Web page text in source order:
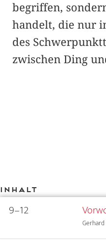
begriffen,
handelt, die nur
des
zwischen Ding
Inhalt
9–12
Gerhard